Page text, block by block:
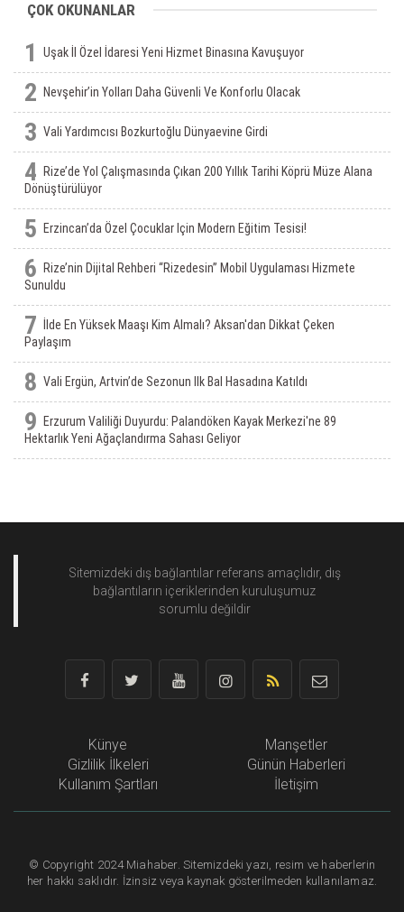
ÇOK OKUNANLAR
1 Uşak İl Özel İdaresi Yeni Hizmet Binasına Kavuşuyor
2 Nevşehir’in Yolları Daha Güvenli Ve Konforlu Olacak
3 Vali Yardımcısı Bozkurtoğlu Dünyaevine Girdi
4
Rize’de Yol Çalışmasında Çıkan 200 Yıllık Tarihi Köprü Müze Alana
Dönüştürülüyor
5 Erzincan’da Özel Çocuklar Için Modern Eğitim Tesisi!
6
Rize’nin Dijital Rehberi “Rizedesin” Mobil Uygulaması Hizmete
Sunuldu
7
İlde En Yüksek Maaşı Kim Almalı? Aksan'dan Dikkat Çeken
Paylaşım
8 Vali Ergün, Artvin’de Sezonun Ilk Bal Hasadına Katıldı
9
Erzurum Valiliği Duyurdu: Palandöken Kayak Merkezi'ne 89
Hektarlık Yeni Ağaçlandırma Sahası Geliyor
Sitemizdeki dış bağlantılar referans amaçlıdır, dış
bağlantıların içeriklerinden kuruluşumuz
sorumlu değildir
Künye
Gizlilik İlkeleri
Kullanım Şartları
Manşetler
Günün Haberleri
İletişim
© Copyright 2024 Miahaber. Sitemizdeki yazı, resim ve haberlerin
her hakkı saklıdır. İzinsiz veya kaynak gösterilmeden kullanılamaz.